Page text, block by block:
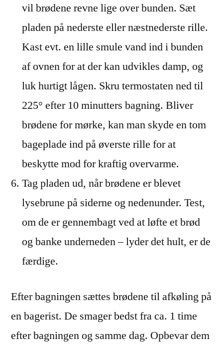
vil brødene revne lige over bunden. Sæt
pladen på nederste eller næstnederste rille.
Kast evt. en lille smule vand ind i bunden
af ovnen for at der kan udvikles damp, og
luk hurtigt lågen. Skru termostaten ned til
225° efter 10 minutters bagning. Bliver
brødene for mørke, kan man skyde en tom
bageplade ind på øverste rille for at
beskytte mod for kraftig overvarme.
Tag pladen ud, når brødene er blevet
lysebrune på siderne og nedenunder. Test,
om de er gennembagt ved at løfte et brød
og banke underneden – lyder det hult, er de
færdige.
Efter bagningen sættes brødene til afkøling på
en bagerist. De smager bedst fra ca. 1 time
efter bagningen og samme dag. Opbevar dem